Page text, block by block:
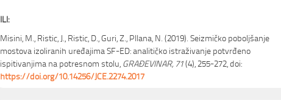
ILI:
Misini, M., Ristic, J., Ristic, D., Guri, Z., Pllana, N. (2019). Seizmičko poboljšanje
mostova izoliranih uređajima SF-ED: analitičko istraživanje potvrđeno
ispitivanjima na potresnom stolu, GRAĐEVINAR, 71(4), 255-272, doi:
https://doi.org/10.14256/JCE.2274.2017